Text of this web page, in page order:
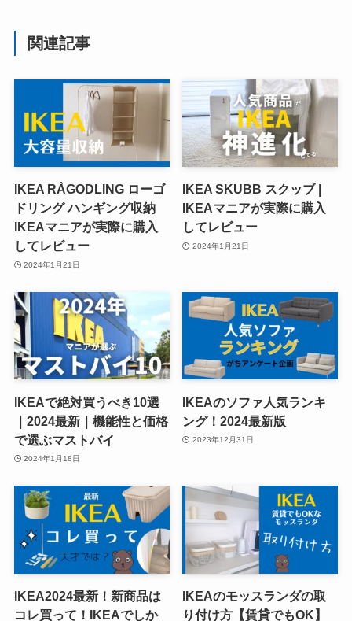
関連記事
IKEA RÅGODLING ローゴ
ドリング ハンギング収納
IKEAマニアが実際に購入
してレビュー
2024年1月21日
IKEA SKUBB スクッブ |
IKEAマニアが実際に購入
してレビュー
2024年1月21日
IKEAで絶対買うべき10選
｜2024最新｜機能性と価格
で選ぶマストバイ
2024年1月18日
IKEAのソファ人気ランキ
ング！2024最新版
2023年12月31日
IKEA2024最新！新商品は
コレ買って！IKEAでしか
IKEAのモッスランダの取
り付け方【賃貸でもOK】